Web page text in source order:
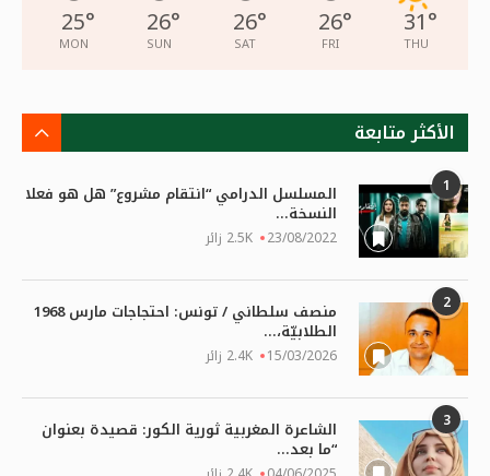
31°
THU
26°
FRI
26°
SAT
26°
SUN
25°
MON
الأكثر متابعة
1 المسلسل الدرامي “انتقام مشروع” هل هو فعلا
النسخة...
23/08/2022 2.5K زائر
2 منصف سلطاني / تونس: احتجاجات مارس 1968
الطلابيّة،...
15/03/2026 2.4K زائر
3 الشاعرة المغربية ثورية الكور: قصيدة بعنوان
“ما بعد...